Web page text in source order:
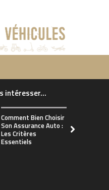
intéresser...
Comment Bien Choisir
Son Assurance Auto :
Les Critères
Essentiels